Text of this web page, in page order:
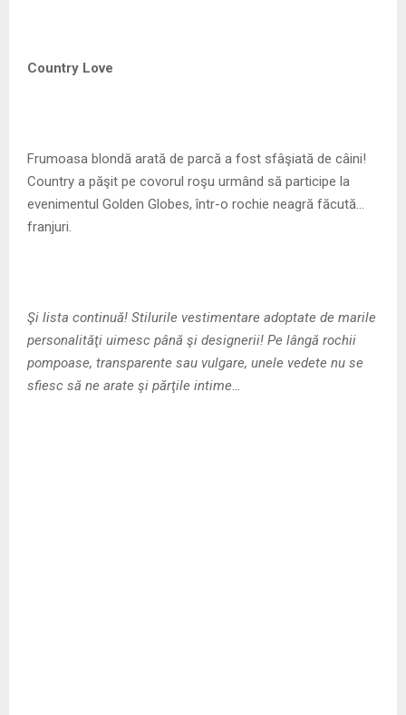
Country Love
Frumoasa blondă arată de parcă a fost sfâşiată de câini!
Country a păşit pe covorul roşu urmând să participe la
evenimentul Golden Globes, într-o rochie neagră făcută…
franjuri.
Şi lista continuă! Stilurile vestimentare adoptate de marile
personalităţi uimesc până şi designerii! Pe lângă rochii
pompoase, transparente sau vulgare, unele vedete nu se
sfiesc să ne arate şi părţile intime…